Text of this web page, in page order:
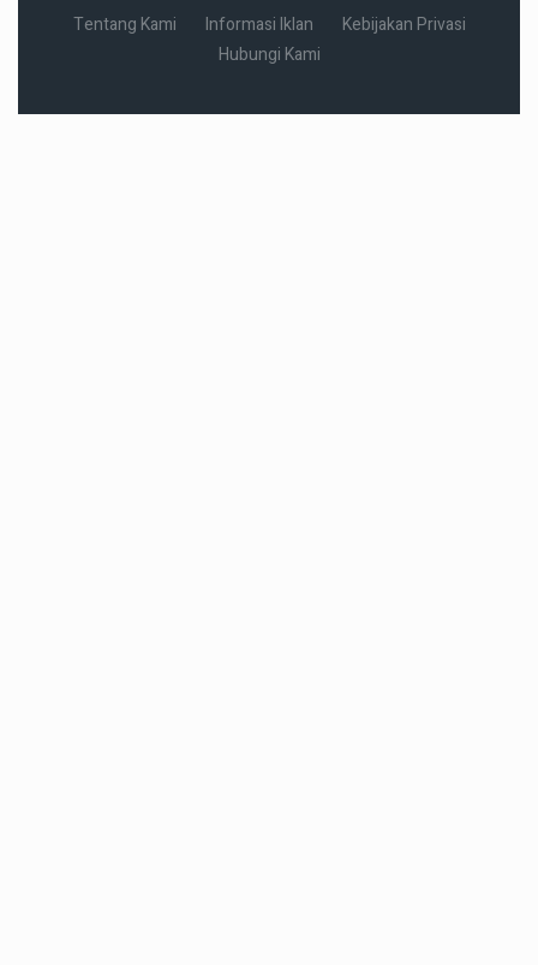
Tentang Kami Informasi Iklan
Kebijakan Privasi
Hubungi Kami